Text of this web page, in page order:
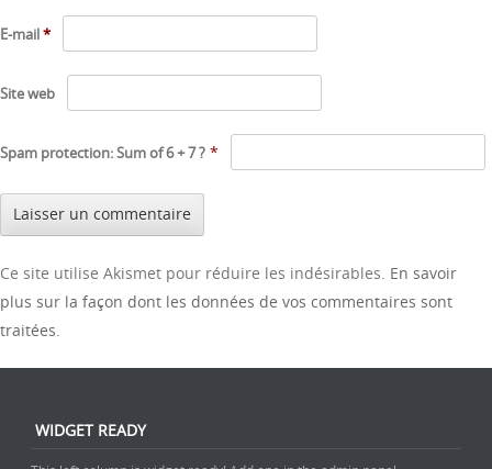
E-mail*
Site web
Spam protection: Sum of 6 + 7 ? *
Ce site utilise Akismet pour réduire les indésirables. En savoir
plus sur la façon dont les données de vos commentaires sont
traitées
WIDGET READY